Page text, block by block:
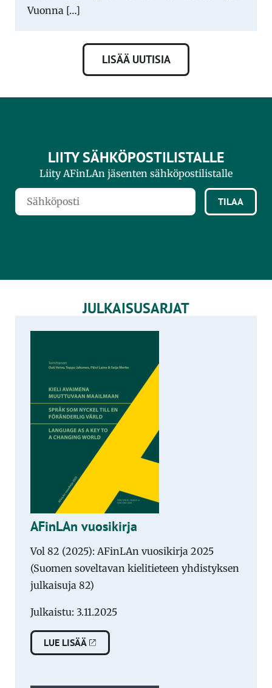
Vuonna […]
LISÄÄ UUTISIA
LIITY SÄHKÖPOSTILISTALLE
Liity AFinLAn jäsenten sähköpostilistalle
TILAA
JULKAISUSARJAT
AFinLAn vuosikirja
Vol 82 (2025): AFinLAn vuosikirja 2025
(Suomen soveltavan kielitieteen yhdistyksen
julkaisuja 82)
Julkaistu: 3.11.2025
LUE LISÄÄ